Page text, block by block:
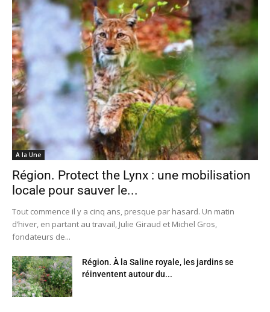
A la Une
Région. Protect the Lynx : une mobilisation
locale pour sauver le...
Tout commence il y a cinq ans, presque par hasard. Un matin
d’hiver, en partant au travail, Julie Giraud et Michel Gros,
fondateurs de...
Région. À la Saline royale, les jardins se
réinventent autour du...